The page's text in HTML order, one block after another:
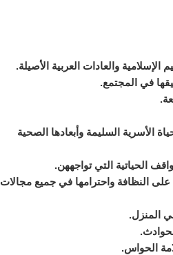
والعادات العربية الأصيلة.
في المجتمع.
الأسرية السليمة وأبعادها الصحية
الحياتية التي تواجههن.
على النظافة واحترامها في جميع مجالات
المنزل.
الحواس.